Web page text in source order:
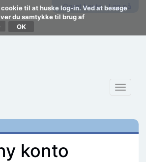
til at huske log-in. Ved at besøge
du samtykke til brug af
Opret konto Log på
Toggle
konto